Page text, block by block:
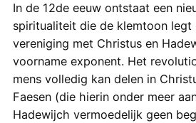
In de 12de eeuw ontstaat een
spiritualiteit die de klemtoon
vereniging met Christus en
voorname exponent. Het
mens volledig kan delen in
Faesen (die hierin onder meer
Hadewijch vermoedelijk geen